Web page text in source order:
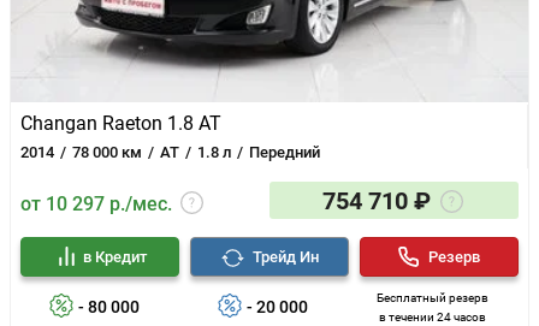
Changan Raeton 1.8 AT
2014 78 000 км AT 1.8 л Передний
от 10 297 р./мес. 754 710 ₽
- 80 000
в Кредит
- 20 000
Трейд Ин
Бесплатный резерв
в течении 24 часов
Резерв